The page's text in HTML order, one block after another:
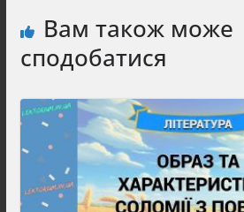
Вам також може
сподобатися